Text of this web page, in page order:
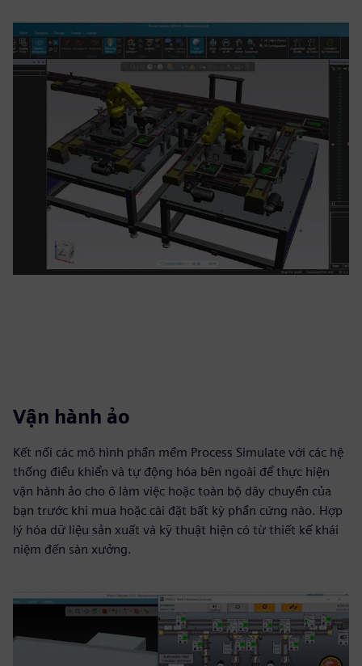
Vận hành ảo
Kết nối các mô hình phần mềm Process Simulate với các hệ
thống điều khiển và tự động hóa bên ngoài để thực hiện
vận hành ảo cho ô làm việc hoặc toàn bộ dây chuyền của
bạn trước khi mua hoặc cài đặt bất kỳ phần cứng nào. Hợp
lý hóa dữ liệu sản xuất và kỹ thuật hiện có từ thiết kế khái
niệm đến sàn xưởng.